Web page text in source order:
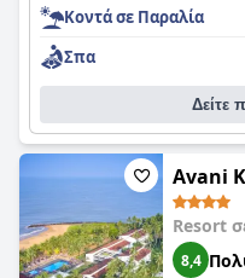
Κοντά σε Παραλία
Σπα
Δείτε
Avani
Resort
8,4